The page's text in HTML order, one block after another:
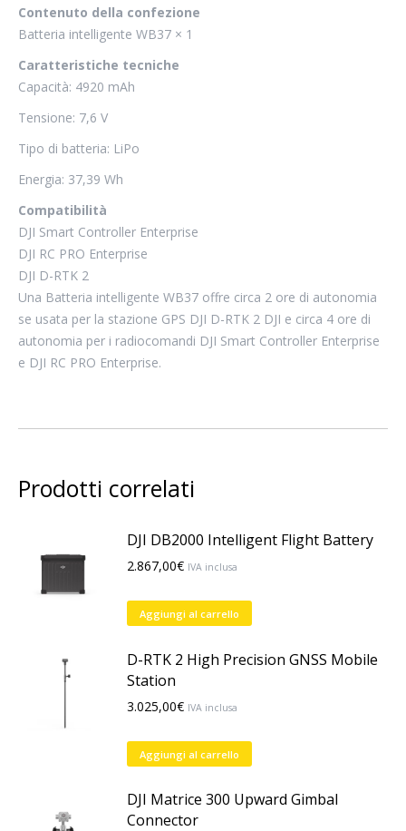
Contenuto della confezione
Batteria intelligente WB37 × 1
Caratteristiche tecniche
Capacità: 4920 mAh
Tensione: 7,6 V
Tipo di batteria: LiPo
Energia: 37,39 Wh
Compatibilità
DJI Smart Controller Enterprise
DJI RC PRO Enterprise
DJI D-RTK 2
Una Batteria intelligente WB37 offre circa 2 ore di autonomia
se usata per la stazione GPS DJI D-RTK 2 DJI e circa 4 ore di
autonomia per i radiocomandi DJI Smart Controller Enterprise
e DJI RC PRO Enterprise.
Prodotti correlati
DJI DB2000 Intelligent Flight Battery
2.867,00€ IVA inclusa
Aggiungi al carrello
D-RTK 2 High Precision GNSS Mobile
Station
3.025,00€ IVA inclusa
Aggiungi al carrello
DJI Matrice 300 Upward Gimbal
Connector